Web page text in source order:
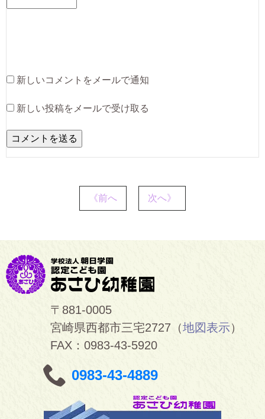
新しいコメントをメールで通知
新しい投稿をメールで受け取る
《前へ 次へ》
〒881-0005
宮崎県西都市三宅2727（地図表示）
FAX：0983-43-5920
0983-43-4889